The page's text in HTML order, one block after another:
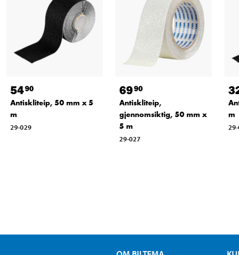
5490
Antiskliteip, 50 mm x 5
m
29-029
6990
Antiskliteip,
gjennomsiktig, 50 mm x
5 m
29-027
m